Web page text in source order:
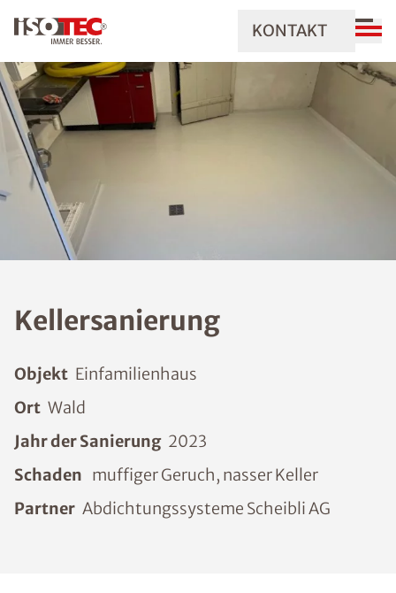
KONTAKT
Kellersanierung
Objekt Einfamilienhaus
Ort Wald
Jahr der Sanierung 2023
Schaden muffiger Geruch, nasser Keller
Partner Abdichtungssysteme Scheibli AG